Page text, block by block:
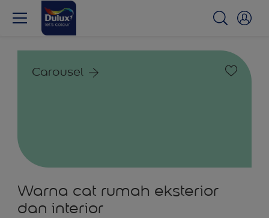
Carousel
Warna cat rumah eksterior
dan interior